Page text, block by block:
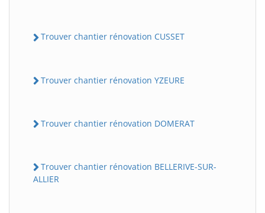
Trouver chantier rénovation CUSSET
Trouver chantier rénovation YZEURE
Trouver chantier rénovation DOMERAT
Trouver chantier rénovation BELLERIVE-SUR-
ALLIER